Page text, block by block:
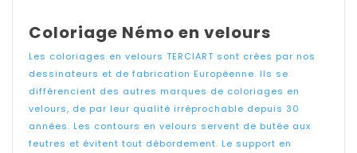
Coloriage Némo en velours
Les coloriages en velours TERCIART sont crées par nos
dessinateurs et de fabrication Européenne. Ils se
différencient des autres marques de coloriages en
velours, de par leur qualité irréprochable depuis 30
années. Les contours en velours servent de butée aux
feutres et évitent tout débordement. Le support en